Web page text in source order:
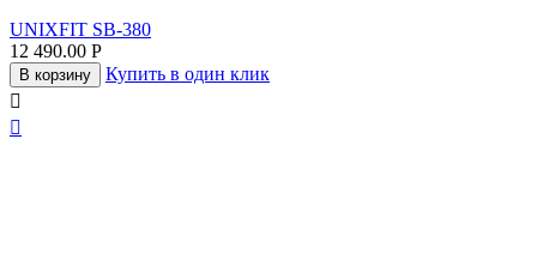
UNIXFIT SB-380
12 490.00 Р
В корзину
Купить в один клик

